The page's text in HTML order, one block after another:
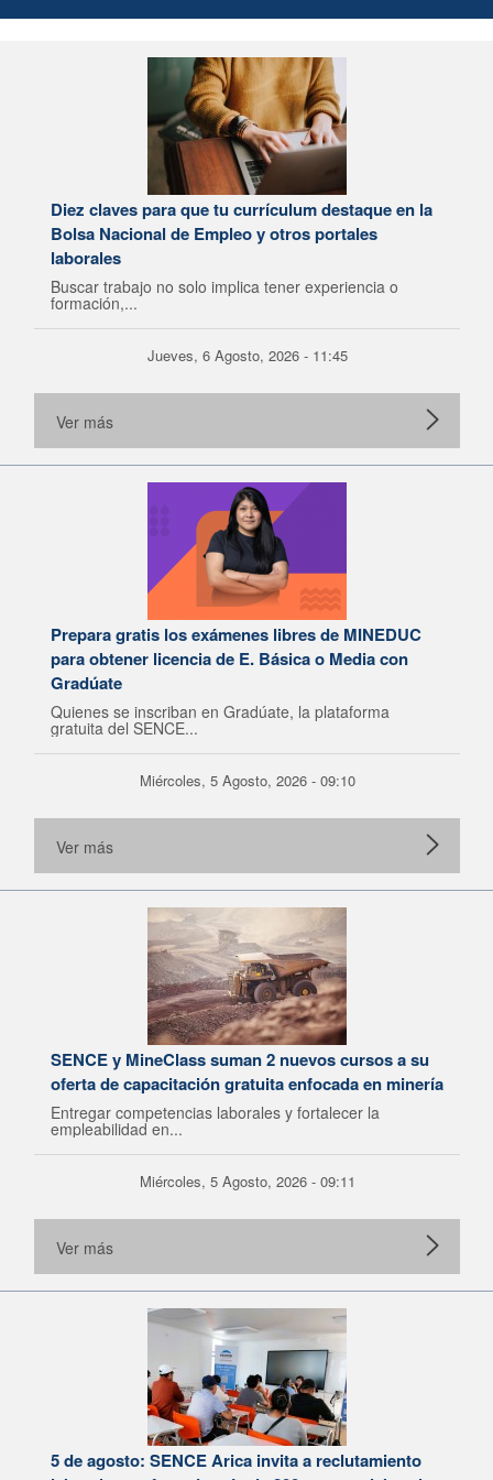
Diez claves para que tu currículum destaque en la
Bolsa Nacional de Empleo y otros portales
laborales
Buscar trabajo no solo implica tener experiencia o
formación,...
Jueves, 6 Agosto, 2026 - 11:45
Ver más
Prepara gratis los exámenes libres de MINEDUC
para obtener licencia de E. Básica o Media con
Gradúate
Quienes se inscriban en Gradúate, la plataforma
gratuita del SENCE...
Miércoles, 5 Agosto, 2026 - 09:10
Ver más
SENCE y MineClass suman 2 nuevos cursos a su
oferta de capacitación gratuita enfocada en minería
Entregar competencias laborales y fortalecer la
empleabilidad en...
Miércoles, 5 Agosto, 2026 - 09:11
Ver más
5 de agosto: SENCE Arica invita a reclutamiento